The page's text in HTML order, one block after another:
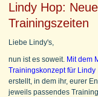
Lindy Hop:
Trainingszeiten
Liebe Lindy's,
nun ist es soweit. Mit dem
Trainingskonzept für Lindy
erstellt, in dem ihr, eurer
jeweils passendes